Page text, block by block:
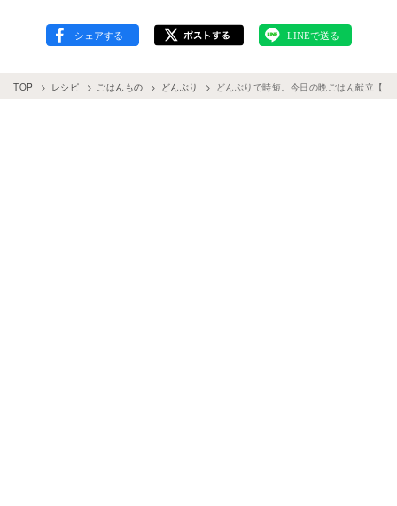
TOP レシピ ごはんもの どんぶり どんぶりで時短。今日の晩ごはん献立【